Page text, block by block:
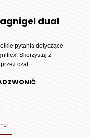
dual
pytania dotyczące
. Skorzystaj z
czat.